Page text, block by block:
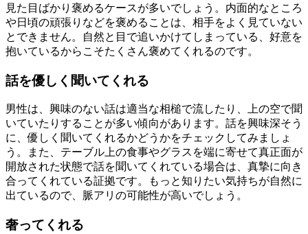
見た目ばかり褒めるケースが多いでしょう。内面的なところ
や日頃の頑張りなどを褒めることは、相手をよく見ていない
とできません。自然と目で追いかけてしまっている、好意を
抱いているからこそたくさん褒めてくれるのです。
話を優しく聞いてくれる
男性は、興味のない話は適当な相槌で流したり、上の空で聞
いていたりすることが多い傾向があります。話を興味深そう
に、優しく聞いてくれるかどうかをチェックしてみましょ
う。また、テーブル上の食事やグラスを端に寄せて真正面が
開放された状態で話を聞いてくれている場合は、真摯に向き
合ってくれている証拠です。もっと知りたい気持ちが自然に
出ているので、脈アリの可能性が高いでしょう。
奢ってくれる